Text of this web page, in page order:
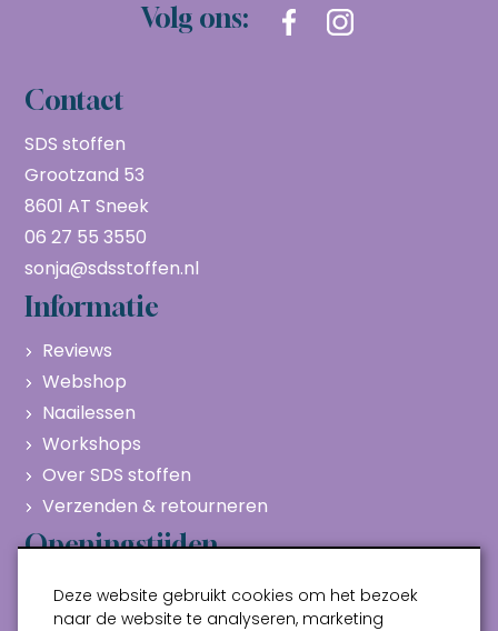
Volg ons:
Contact
SDS stoffen
Grootzand 53
8601 AT Sneek
06 27 55 3550
sonja@sdsstoffen.nl
Informatie
Reviews
Webshop
Naailessen
Workshops
Over SDS stoffen
Verzenden & retourneren
Openingstijden
Maandag
Gesloten
Dinsdag
10:00 - 17:00
Deze website gebruikt cookies om het bezoek
naar de website te analyseren, marketing